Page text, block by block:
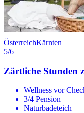
ÖsterreichKärnten
5/6
Zärtliche Stunden
Wellness vor
3/4 Pension
Naturbadeteich